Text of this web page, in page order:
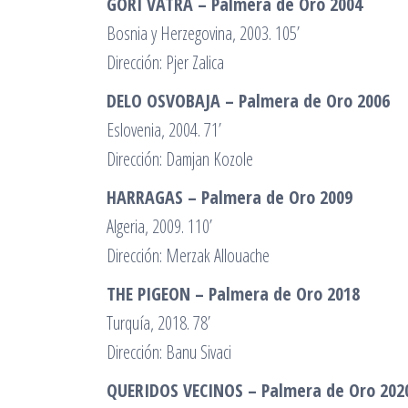
Bosnia y Herzegovina, 2003. 105’
Dirección: Pjer Zalica
DELO OSVOBAJA – Palmera de Oro 2006
Eslovenia, 2004. 71’
Dirección: Damjan Kozole
HARRAGAS – Palmera de Oro 2009
Algeria, 2009. 110’
Dirección: Merzak Allouache
THE PIGEON – Palmera de Oro 2018
Turquía, 2018. 78’
Dirección: Banu Sivaci
QUERIDOS VECINOS – Palmera de Oro